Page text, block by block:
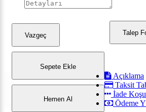
Talep
Vazgeç
Sepete Ekle
Hemen Al
Açıklama
Taksit
İade
Ödeme